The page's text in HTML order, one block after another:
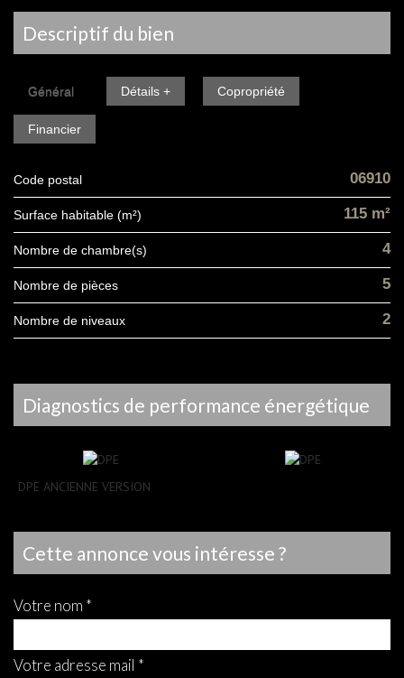
descriptif du bien
Général Détails + Copropriété
Financier
Code postal 06910
Surface habitable (m²) 115 m²
Nombre de chambre(s) 4
Nombre de pièces 5
Nombre de niveaux 2
diagnostics de performance énergétique
DPE ANCIENNE VERSION
cette annonce vous intéresse ?
votre nom *
votre adresse mail *